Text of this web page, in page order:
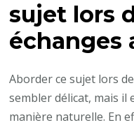
sujet lors
échanges
Aborder ce sujet lors
sembler délicat, mais
manière naturelle. En